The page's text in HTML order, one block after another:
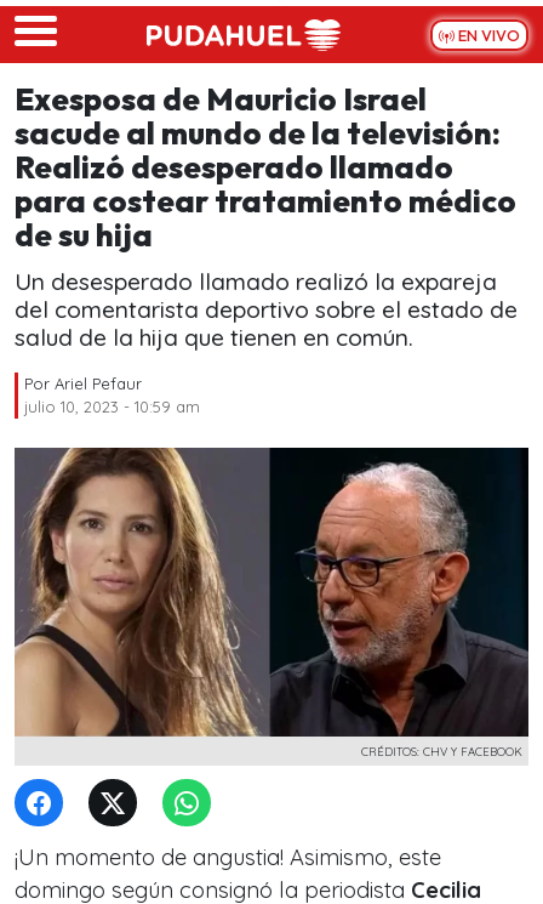
Skip to main content
EN VIVO
Exesposa de Mauricio Israel
sacude al mundo de la televisión:
Realizó desesperado llamado
para costear tratamiento médico
de su hija
Un desesperado llamado realizó la expareja
del comentarista deportivo sobre el estado de
salud de la hija que tienen en común.
Por Ariel Pefaur
julio 10, 2023 - 10:59 am
CRÉDITOS: CHV Y FACEBOOK
¡Un momento de angustia! Asimismo, este
domingo según consignó la periodista Cecilia